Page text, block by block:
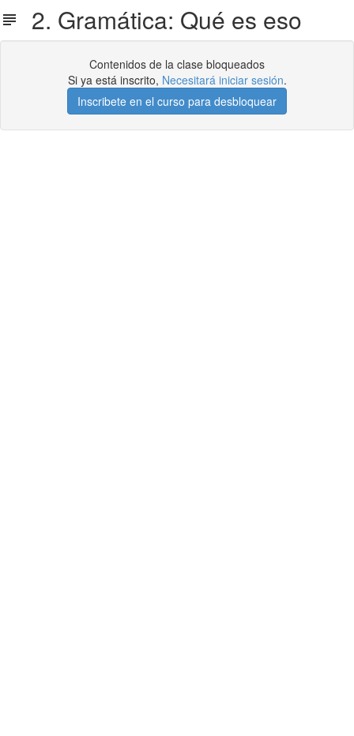
2. Gramática: Qué es eso
Contenidos de la clase bloqueados
Si ya está inscrito, Necesitará iniciar sesión.
Inscribete en el curso para desbloquear